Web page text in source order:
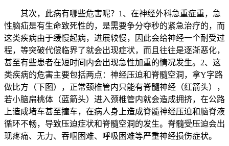
其次，此病有哪些危害呢？1、在神经外科急重症重，急
性脑疝是有生命致死性的，是需要争分夺秒的紧急治疗的，而
这类疾病由于缓慢起病，进展较慢，因此会给神经一个耐受过
程，等突破代偿临界了就会出现症状，而且往往是逐渐恶化，
甚至有些患者在短时间内会出现急性加重的情况发生。2、这
类疾病的危害主要包括两点：神经压迫和脊髓空洞，拿Y字路
做比方（下图），正常颈椎管内只能有脊髓神经（红箭头），
若小脑扁桃体（蓝箭头）进入颈椎管内就会造成拥挤，在公路
上造成堵车甚至撞车，在病人身上造成脊髓神经压迫和脑脊液
循环不畅，导致压迫症状和脊髓空洞的发生。脊髓受压迫会出
现疼痛、无力、吞咽困难、呼吸困难等严重神经损伤症状。